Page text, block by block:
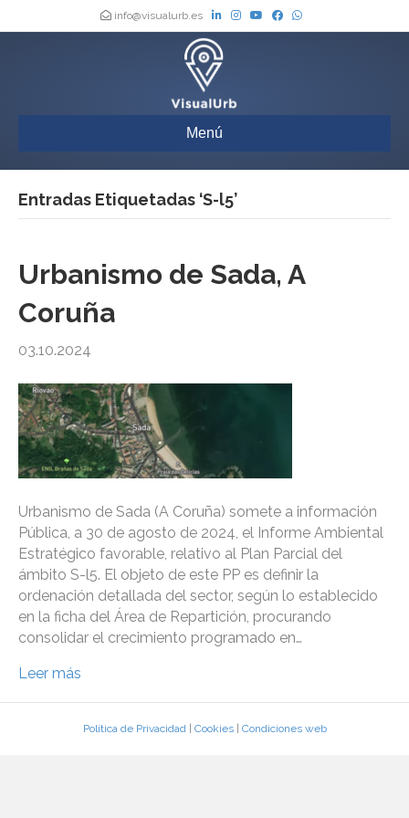
info@visualurb.es
Menú
Entradas Etiquetadas ‘S-l5’
Urbanismo de Sada, A
Coruña
03.10.2024
Urbanismo de Sada (A Coruña) somete a información
Pública, a 30 de agosto de 2024, el Informe Ambiental
Estratégico favorable, relativo al Plan Parcial del
ámbito S-l5. El objeto de este PP es definir la
ordenación detallada del sector, según lo establecido
en la ficha del Área de Repartición, procurando
consolidar el crecimiento programado en…
Leer más
Política de Privacidad| Cookies| Condiciones web